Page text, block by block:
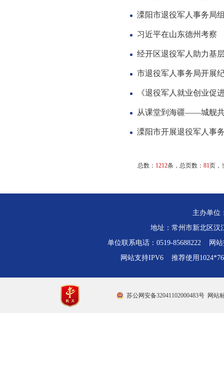
溧阳市退役军人事务局
习近平在山东德州考察
经开区退役军人助力基
市退役军人事务局开展
《退役军人就业创业促
从课堂到海疆——城舰
溧阳市开展退役军人事
总数： 1212条，总页数： 81页，
主办单位
地址：常州市新北区
单位联系电话：0519-85688222 网站
网站支持IPV6 推荐使用
苏公网安备32041102000483号 网站